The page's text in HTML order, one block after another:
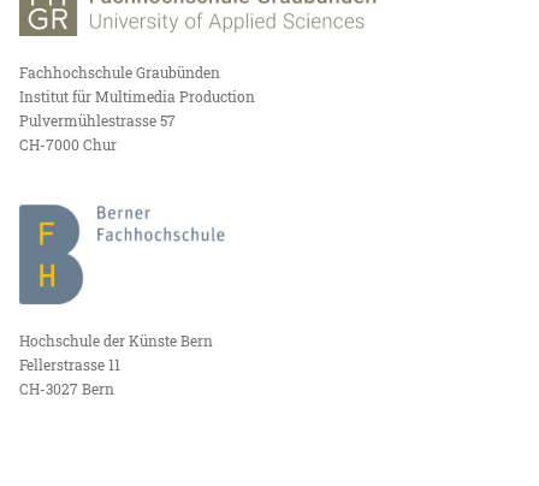
Fachhochschule Graubünden
Institut für Multimedia Production
Pulvermühlestrasse 57
CH-7000 Chur
Hochschule der Künste Bern
Fellerstrasse 11
CH-3027 Bern